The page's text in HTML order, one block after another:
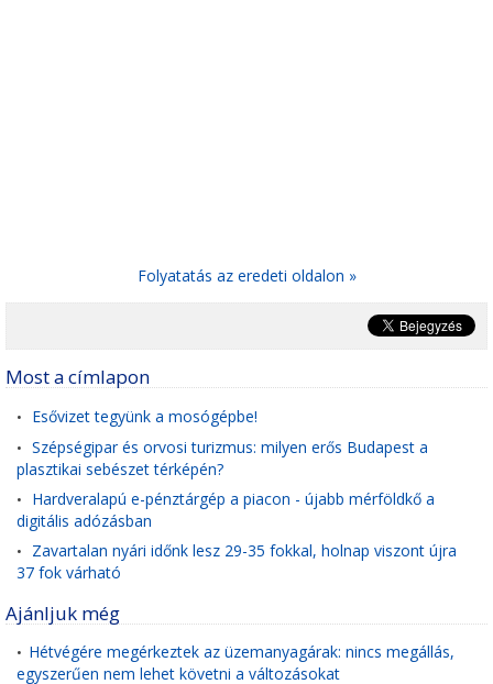
Folyatatás az eredeti oldalon »
Most a címlapon
• Esővizet tegyünk a mosógépbe!
• Szépségipar és orvosi turizmus: milyen erős Budapest a
plasztikai sebészet térképén?
• Hardveralapú e-pénztárgép a piacon - újabb mérföldkő a
digitális adózásban
• Zavartalan nyári időnk lesz 29-35 fokkal, holnap viszont újra
37 fok várható
Ajánljuk még
• Hétvégére megérkeztek az üzemanyagárak: nincs megállás,
egyszerűen nem lehet követni a változásokat